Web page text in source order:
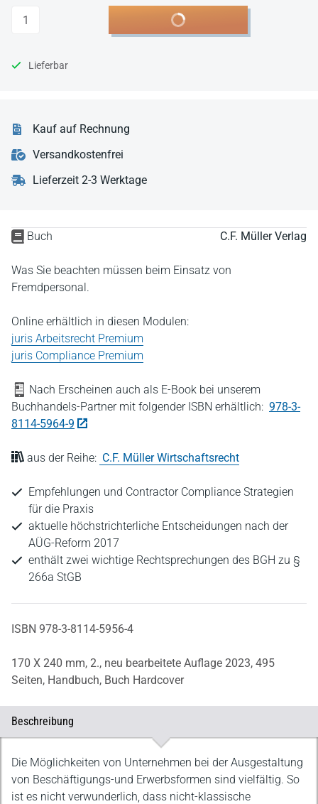
Buch C.F. Müller Verlag
Was Sie beachten müssen beim Einsatz von
Fremdpersonal.
Online erhältlich in diesen Modulen:
juris Arbeitsrecht Premium
juris Compliance Premium
Nach Erscheinen auch als E-Book bei unserem
Buchhandels-Partner mit folgender ISBN erhältlich: 978-3-
8114-5964-9
aus der Reihe: C.F. Müller Wirtschaftsrecht
Empfehlungen und Contractor Compliance Strategien
für die Praxis
aktuelle höchstrichterliche Entscheidungen nach der
AÜG-Reform 2017
enthält zwei wichtige Rechtsprechungen des BGH zu §
266a StGB
ISBN 978-3-8114-5956-4
170 X 240 mm, 2., neu bearbeitete Auflage 2023, 495
Seiten, Handbuch, Buch Hardcover
Anzahl In den Warenkorb
Lieferbar
Kauf auf Rechnung
Versandkostenfrei
Lieferzeit 2-3 Werktage
Beschreibung
Beschreibung
Die Möglichkeiten von Unternehmen bei der Ausgestaltung
von Beschäftigungs-und Erwerbsformen sind vielfältig. So
ist es nicht verwunderlich, dass nicht-klassische